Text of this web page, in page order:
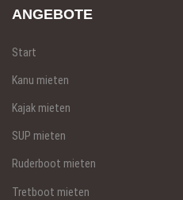
ANGEBOTE
Start
Kanu mieten
Kajak mieten
SUP mieten
Ruderboot mieten
Tretboot mieten